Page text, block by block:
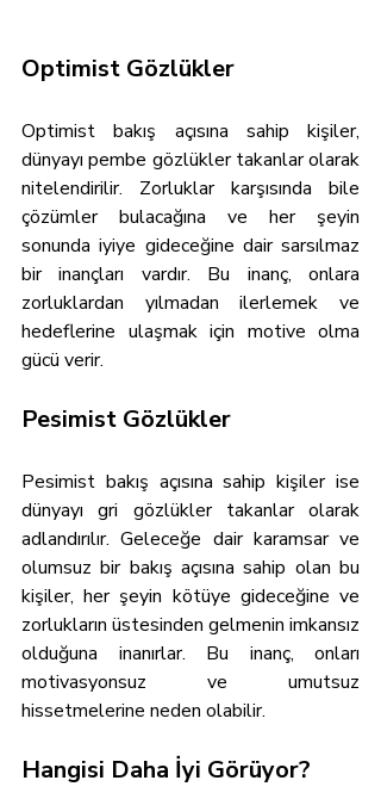
Optimist Gözlükler
Optimist bakış açısına sahip kişiler,
dünyayı pembe gözlükler takanlar olarak
nitelendirilir. Zorluklar karşısında bile
çözümler bulacağına ve her şeyin
sonunda iyiye gideceğine dair sarsılmaz
bir inançları vardır. Bu inanç, onlara
zorluklardan yılmadan ilerlemek ve
hedeflerine ulaşmak için motive olma
gücü verir.
Pesimist Gözlükler
Pesimist bakış açısına sahip kişiler ise
dünyayı gri gözlükler takanlar olarak
adlandırılır. Geleceğe dair karamsar ve
olumsuz bir bakış açısına sahip olan bu
kişiler, her şeyin kötüye gideceğine ve
zorlukların üstesinden gelmenin imkansız
olduğuna inanırlar. Bu inanç, onları
motivasyonsuz ve umutsuz
hissetmelerine neden olabilir.
Hangisi Daha İyi Görüyor?